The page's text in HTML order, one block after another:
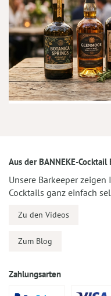
Aus der BANNEKE-Cocktail
Unsere Barkeeper
Cocktails ganz einfach
Zu den Videos
Zum Blog
Zahlungsarten